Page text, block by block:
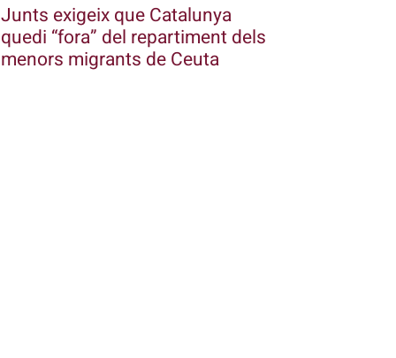
Junts exigeix que Catalunya
quedi “fora” del repartiment dels
menors migrants de Ceuta